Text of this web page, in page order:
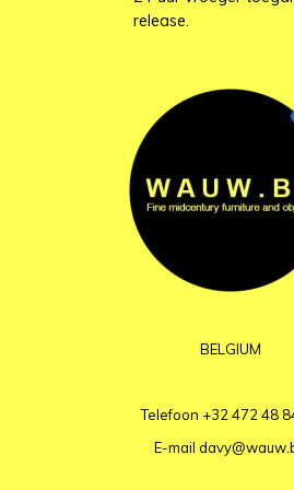
release.
BELGIUM
Telefoon +32 472 48
E-mail